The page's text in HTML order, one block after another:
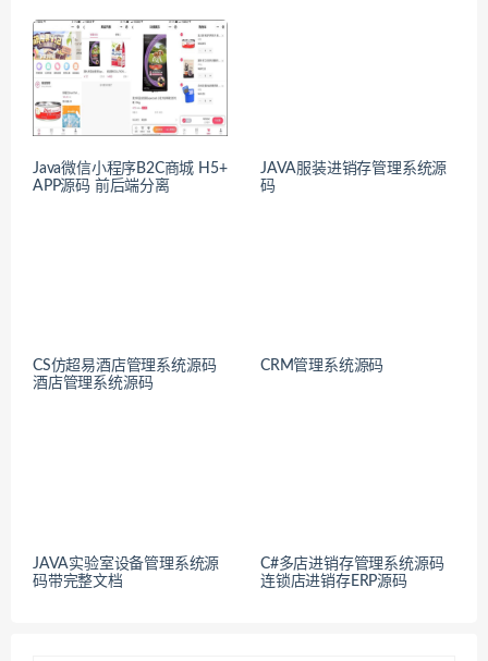
Java微信小程序B2C商城 H5+
APP源码 前后端分离
JAVA服装进销存管理系统源
码
CS仿超易酒店管理系统源码
酒店管理系统源码
CRM管理系统源码
JAVA实验室设备管理系统源
码带完整文档
C#多店进销存管理系统源码
连锁店进销存ERP源码